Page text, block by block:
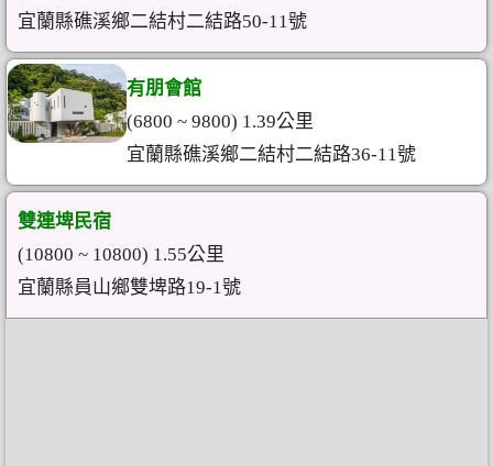
宜蘭縣礁溪鄉二結村二結路50-11號
有朋會館
(6800 ~ 9800) 1.39公里
宜蘭縣礁溪鄉二結村二結路36-11號
雙連埤民宿
(10800 ~ 10800) 1.55公里
宜蘭縣員山鄉雙埤路19-1號